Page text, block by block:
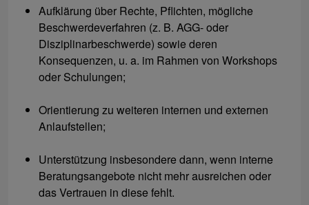
Aufklärung über Rechte, Pflichten, mögliche
Beschwerdeverfahren (z. B. AGG- oder
Disziplinarbeschwerde) sowie deren
Konsequenzen, u. a. im Rahmen von Workshops
oder Schulungen;
Orientierung zu weiteren internen und externen
Anlaufstellen;
Unterstützung insbesondere dann, wenn interne
Beratungsangebote nicht mehr ausreichen oder
das Vertrauen in diese fehlt.